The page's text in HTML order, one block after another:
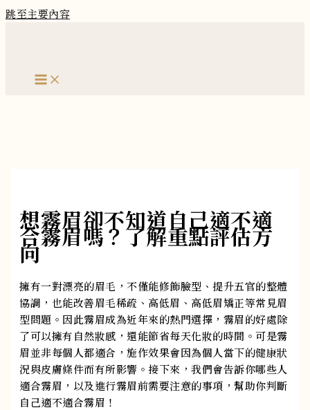
跳至主要內容
想霧眉卻不知道自己適不適
合霧眉嗎？了解重點評估方
向
擁有一對漂亮的眉毛，不僅能修飾臉型、提升五官的整體
協調，也能改善眉毛稀疏、高低眉、高低眉矯正等常見眉
型問題。因此霧眉成為近年來的熱門選擇，霧眉的好處除
了可以擁有自然妝感，還能節省每天化妝的時間。可是霧
眉並非每個人都適合，施作效果會因為個人當下的健康狀
況與皮膚條件而有所影響。接下來，我們會告訴你哪些人
適合霧眉，以及進行霧眉前需要注意的事項，幫助你判斷
自己適不適合霧眉！